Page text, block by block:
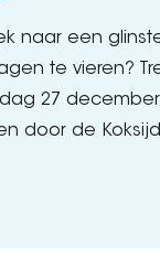
naar een
te vieren?
27
door de